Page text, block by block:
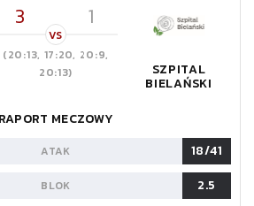
3 1
VS
(20:13, 17:20, 20:9,
20:13)
SZPITAL
BIELAŃSKI
RAPORT MECZOWY
ATAK
18/41
BLOK
2.5